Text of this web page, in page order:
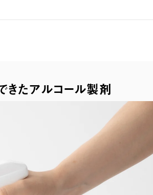
きたアルコール製剤